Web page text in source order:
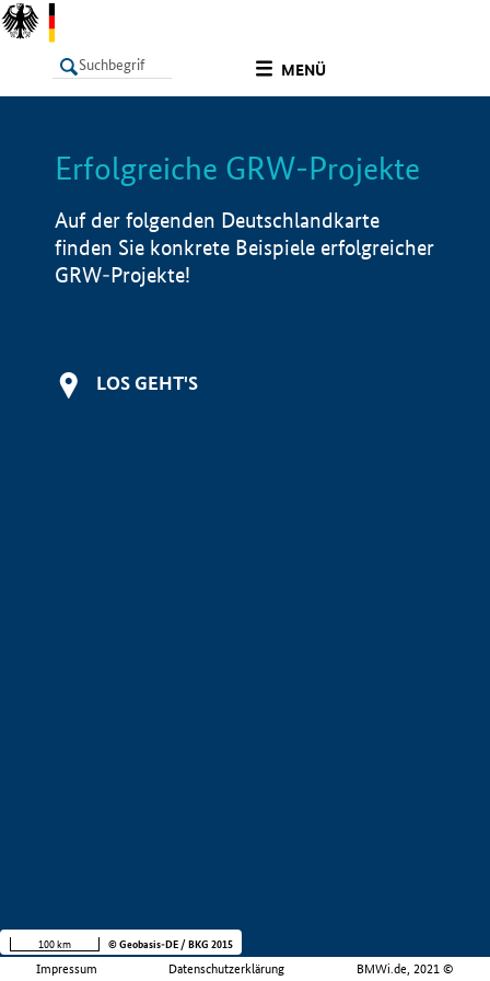
MENÜ
LISTE Info
Erfolgreiche GRW-Projekte
Auf der folgenden Deutschlandkarte
finden Sie konkrete Beispiele erfolgreicher
GRW-Projekte!
LOS GEHT'S
Impressum Datenschutzerklärung BMWi.de, 2021 ©
100 km © Geobasis-DE / BKG 2015